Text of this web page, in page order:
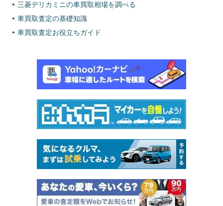
三菱デリカミニの車買取相場を調べる
車買取査定の基礎知識
車買取査定お役立ちガイド